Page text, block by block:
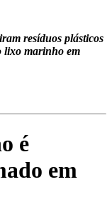
resíduos plásticos
lixo marinho em
é
em